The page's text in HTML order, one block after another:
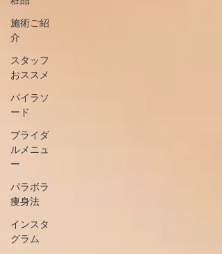
施術ご紹
介
スタッフ
おススメ
パイラソ
ード
ブライダ
ルメニュ
ー
パラボラ
痩身法
インスタ
グラム